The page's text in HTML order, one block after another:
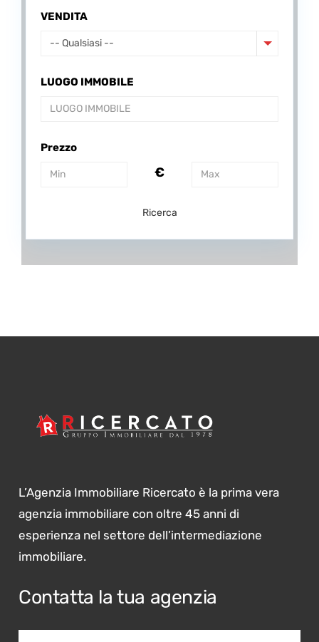
VENDITA
-- Qualsiasi --
LUOGO IMMOBILE
Prezzo
€
Ricerca
L’Agenzia Immobiliare Ricercato è la prima vera
agenzia immobiliare con oltre 45 anni di
esperienza nel settore dell’intermediazione
immobiliare.
Contatta la tua agenzia